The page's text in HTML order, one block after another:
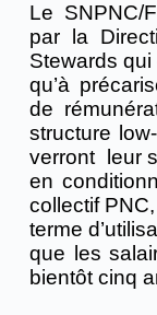
Le SNPNC/
par la
Stewards
qu’à
de
structure
verront leur
en
collectif
terme
que les
bientôt cinq